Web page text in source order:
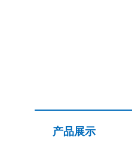
产品展示